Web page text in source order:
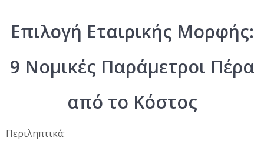
Επιλογή Εταιρικής Μορφής:
9 Νομικές Παράμετροι Πέρα
από το Κόστος
Περιληπτικά: